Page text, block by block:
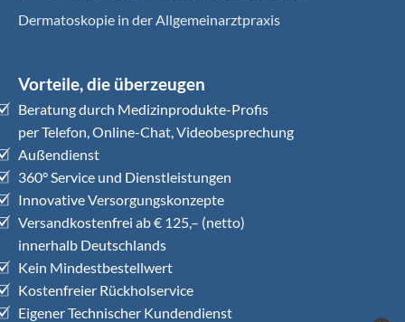
Dermatoskopie in der Allgemeinarztpraxis
Vorteile, die überzeugen
Beratung durch Medizinprodukte-Profis
per Telefon, Online-Chat, Videobesprechung
Außendienst
360° Service und Dienstleistungen
Innovative Versorgungskonzepte
Versandkostenfrei ab € 125,– (netto)
innerhalb Deutschlands
Kein Mindestbestellwert
Kostenfreier Rückholservice
Eigener Technischer Kundendienst